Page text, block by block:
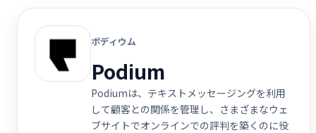
ポディウム
Podium
Podiumは、テキストメッセージングを利用
して顧客との関係を管理し、さまざまなウェ
ブサイトでオンラインでの評判を築くのに役